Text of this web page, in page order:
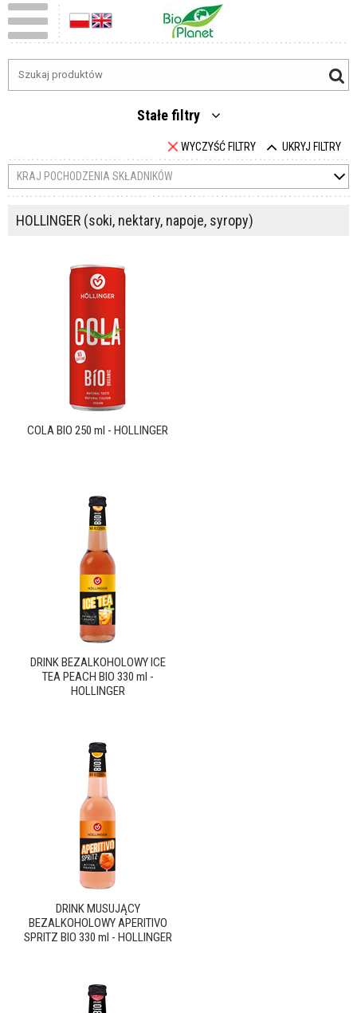
Stałe filtry
WYCZYŚĆ FILTRY UKRYJ FILTRY
KRAJ POCHODZENIA SKŁADNIKÓW
HOLLINGER (soki, nektary, napoje, syropy)
COLA BIO 250 ml - HOLLINGER
DRINK BEZALKOHOLOWY ICE
TEA PEACH BIO 330 ml -
HOLLINGER
DRINK MUSUJĄCY
BEZALKOHOLOWY APERITIVO
SPRITZ BIO 330 ml - HOLLINGER